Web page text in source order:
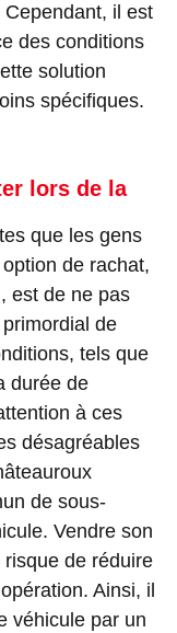
il est
des conditions
solution
spécifiques.
lors de la
que les gens
de rachat,
est de ne pas
de
tels que
durée de
à ces
désagréables
de sous-
Vendre son
de réduire
Ainsi, il
véhicule par un